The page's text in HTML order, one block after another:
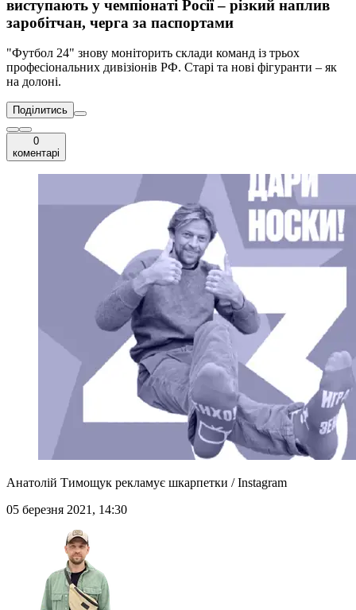
виступають у чемпіонаті Росії – різкий наплив
заробітчан, черга за паспортами
"Футбол 24" знову моніторить склади команд із трьох
професіональних дивізіонів РФ. Старі та нові фігуранти – як
на долоні.
Поділитись
0
коментарі
Анатолій Тимощук рекламує шкарпетки / Instagram
05 березня 2021, 14:30